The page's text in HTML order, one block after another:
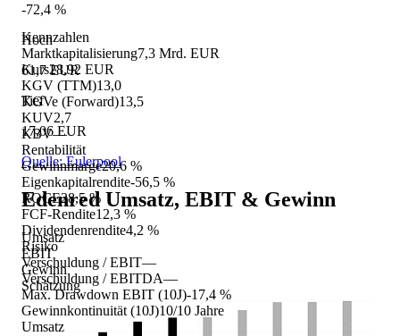
Kennzahlen
Marktkapitalisierung7,3 Mrd. EUR
Kurs28,92 EUR
KGV (TTM)13,0
KGVe (Forward)13,5
KUV2,7
KBV—
Rentabilität
Gewinnmarge20,6 %
Eigenkapitalrendite-56,5 %
ROCE28,5 %
FCF-Rendite12,3 %
Dividendenrendite4,2 %
Risiko
Verschuldung / EBIT—
Verschuldung / EBITDA—
Max. Drawdown EBIT (10J)-17,4 %
Gewinnkontinuität (10J)10/10 Jahre
Umsatz
-72,4 %
Hoch
61,7 EUR
Tief
17,06 EUR
Quelle: Eulerpool
EdenredUmsatz, EBIT & Gewinn
Umsatz
EBIT
Gewinn
Schätzung